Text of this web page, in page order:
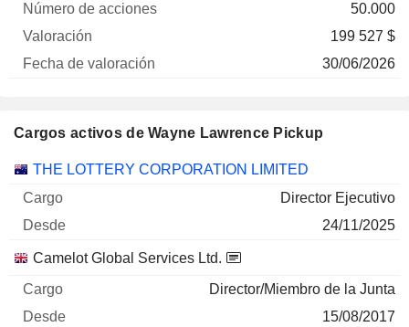
50.000
199 527 $
30/06/2026
Cargos activos de Wayne Lawrence Pickup
Empresas Cargo Inicio
THE LOTTERY CORPORATION LIMITED
Director Ejecutivo
24/11/2025
Camelot Global Services Ltd.
Director/Miembro de la Junta
15/08/2017